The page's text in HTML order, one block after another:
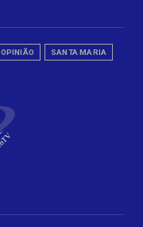
OPINIÃO SANTA MARIA